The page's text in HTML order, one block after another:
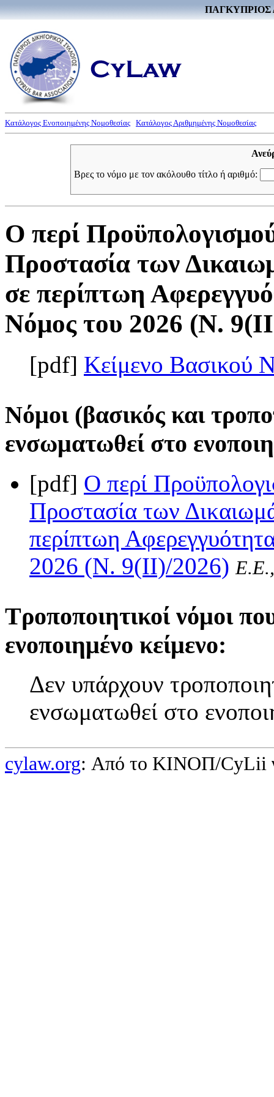
ΠΑΓΚΥΠΡΙΟΣ
Κατάλογος Ενοποιημένης Νομοθεσίας Κατάλογος Αριθμημένης Νομοθεσίας
Βρες το νόμο με τον ακόλουθο τίτλο ή αριθμό:
Ο περί
Προστασία των
σε περίπτωη
Νόμος του 2026 (Ν.
[pdf] Κείμενο Βασικού
Νόμοι (βασικός και
ενσωματωθεί στο
[pdf] Ο περί
Προστασία των
περίπτωη
2026 (Ν. 9(II)/2026)
Τροποποιητικοί νόμοι
ενοποιημένο κείμενο:
Δεν υπάρχουν
ενσωματωθεί στο
cylaw.org: Από το ΚΙΝOΠ/CyLii